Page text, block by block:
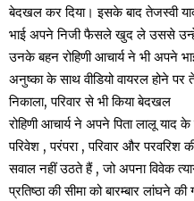
बेदखल कर दिया। इसके बाद तेजस्वी
भाई अपने निजी फैसले खुद ले उससे
उनके बहन रोहिणी आचार्य ने भी अपने
अनुष्का के साथ वीडियो वायरल होने
निकाला, परिवार से भी किया बेदखल
रोहिणी आचार्य ने अपने पिता लालू
परिवेश , परंपरा , परिवार और परवरिश
सवाल नहीं उठते हैं , जो अपना विवेक
प्रतिष्ठा की सीमा को बारम्बार लांघने